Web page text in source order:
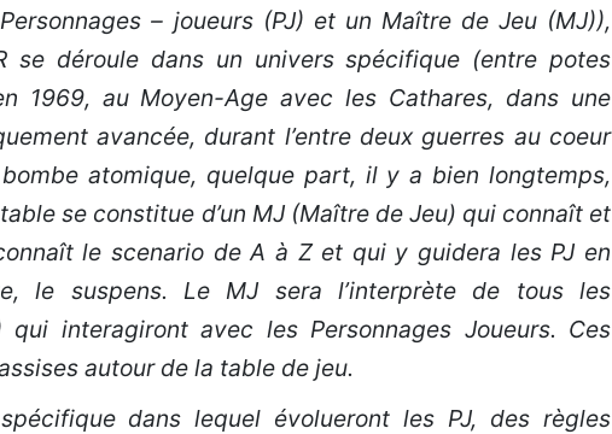
– joueurs (PJ) et un Maître de Jeu (MJ)),
se déroule dans un univers spécifique (entre potes
1969, au Moyen-Age avec les Cathares, dans une
avancée, durant l’entre deux guerres au coeur
atomique, quelque part, il y a bien longtemps,
se constitue d’un MJ (Maître de Jeu) qui connaît et
le scenario de A à Z et qui y guidera les PJ en
le suspens. Le MJ sera l’interprète de tous les
qui interagiront avec les Personnages Joueurs. Ces
autour de la table de jeu.
dans lequel évolueront les PJ, des règles